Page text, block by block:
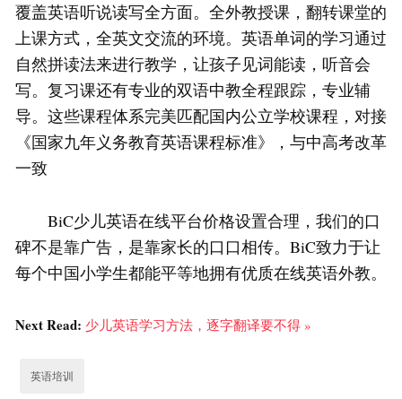
覆盖英语听说读写全方面。全外教授课，翻转课堂的
上课方式，全英文交流的环境。英语单词的学习通过
自然拼读法来进行教学，让孩子见词能读，听音会
写。复习课还有专业的双语中教全程跟踪，专业辅
导。这些课程体系完美匹配国内公立学校课程，对接
《国家九年义务教育英语课程标准》，与中高考改革
一致
BiC少儿英语在线平台价格设置合理，我们的口
碑不是靠广告，是靠家长的口口相传。BiC致力于让
每个中国小学生都能平等地拥有优质在线英语外教。
Next Read: 少儿英语学习方法，逐字翻译要不得 »
英语培训